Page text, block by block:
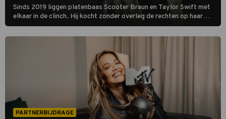
Sinds 2019 liggen platenbaas Scooter Braun en Taylor Swift met
elkaar in de clinch. Hij kocht zonder overleg de rechten op haar
eerste muziekalbums. Deel 1 van de tweedelige documentaire
Taylor Swift vs Scooter Braun: Bad Blood duikt in de controverse
PARTNERBIJDRAGE